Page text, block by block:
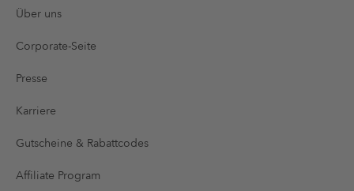
Über uns
Corporate-Seite
Presse
Karriere
Gutscheine & Rabattcodes
Affiliate Program